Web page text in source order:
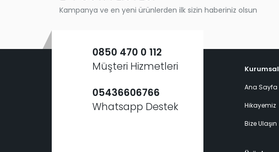
Kampanya ve en yeni ürünlerden ilk sizin haberiniz olsun
0850 470 0 112
Müşteri Hizmetleri
05436606766
Whatsapp Destek
Kurumsal
Ana Sayfa
Hikayemiz
Bize Ulaşın